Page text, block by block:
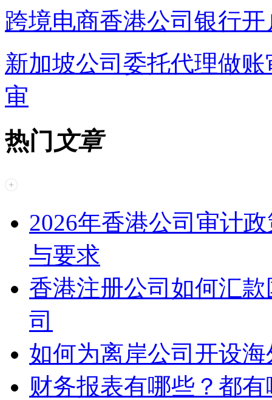
跨境电商香港公司银行
新加坡公司委托代理做
审
热门 文章
2026年香港公司审计
与要求
香港注册公司如何汇
司
如何为离岸公司开设
财务报表有哪些？都